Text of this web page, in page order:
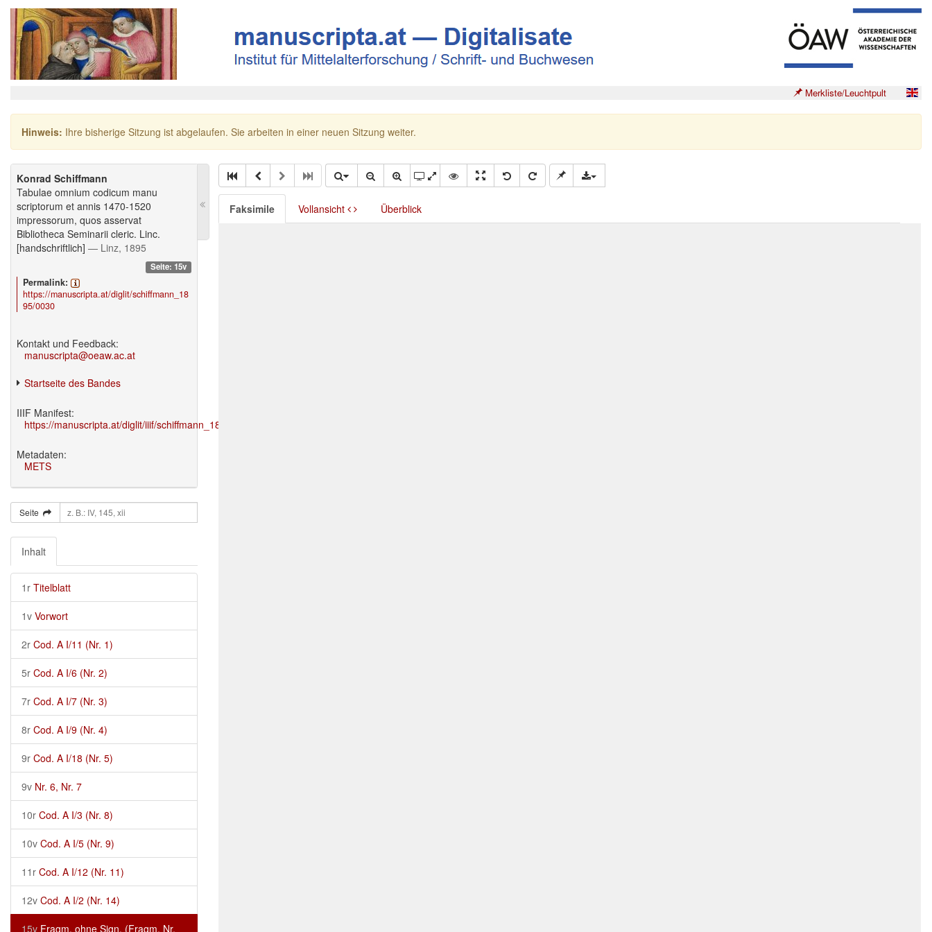
Merkliste/Leuchtpult
Hinweis: Ihre bisherige Sitzung ist abgelaufen. Sie arbeiten in einer neuen Sitzung weiter.
Konrad Schiffmann
Tabulae omnium codicum manu
scriptorum et annis 1470-1520
impressorum, quos asservat
Bibliotheca Seminarii cleric. Linc.
[handschriftlich] — Linz, 1895
Seite: 15v
Permalink:
https://manuscripta.at/diglit/schiffmann_18
95/0030
Kontakt und Feedback:
manuscripta@oeaw.ac.at
Startseite des Bandes
IIIF Manifest:
https://manuscripta.at/diglit/iiif/schiffmann_1895/manifest.json
Metadaten:
METS
Seite
Inhalt
1r Titelblatt
1v Vorwort
2r Cod. A I/11 (Nr. 1)
5r Cod. A I/6 (Nr. 2)
7r Cod. A I/7 (Nr. 3)
8r Cod. A I/9 (Nr. 4)
9r Cod. A I/18 (Nr. 5)
9v Nr. 6, Nr. 7
10r Cod. A I/3 (Nr. 8)
10v Cod. A I/5 (Nr. 9)
11r Cod. A I/12 (Nr. 11)
12v Cod. A I/2 (Nr. 14)
15v Fragm. ohne Sign. (Fragm. Nr.
Faksimile Vollansicht Überblick